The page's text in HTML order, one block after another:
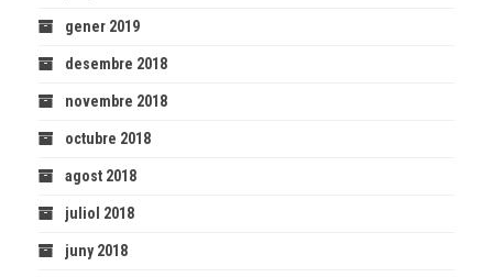
gener 2019
desembre 2018
novembre 2018
octubre 2018
agost 2018
juliol 2018
juny 2018